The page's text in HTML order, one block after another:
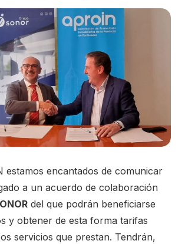
estamos encantados de comunicar
a un acuerdo de colaboración
del que podrán beneficiarse
y obtener de esta forma tarifas
servicios que prestan. Tendrán,